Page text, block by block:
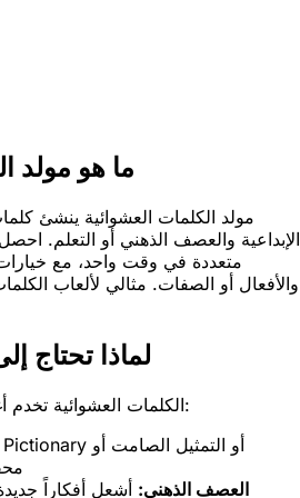
ما هو مولد
مولد الكلمات العشوائية ينشئ
الإبداعية والعصف الذهني أو التعلم.
متعددة في وقت واحد، مع خيارات
والأفعال أو الصفات. مثالي لألعاب
لماذا تحتاج
الكلمات العشوائية تخدم أغراضاً إبداعية وعملية كثيرة:
العصف الذهني: أشعل أفكاراً